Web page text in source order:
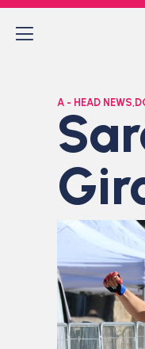
A - HEAD NEWS,